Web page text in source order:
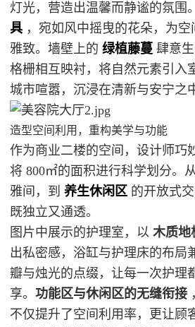
灯光，营造出温馨而静谧的氛围
具 ，宛如风中摇曳的花朵，为
雅致。墙壁上的 绿植藤蔓 肆意
格栅相互映衬，将自然元素引入
城市喧嚣，沉浸在清新与安宁之
造型空间利用，重构美学与功能
作为商业二楼的空间，设计师巧
将 800㎡的面积进行科学划分。
雅间，到 养生休闲区 的开放式
既独立又通透。
图片中展示的护理室， 以 木质地
出私密感，浴缸与护理床的布局
瓣与烛光的点缀，让每一次护理
享。 功能区与休闲区的无缝衔接
不仅提升了空间利用率， 更让顾